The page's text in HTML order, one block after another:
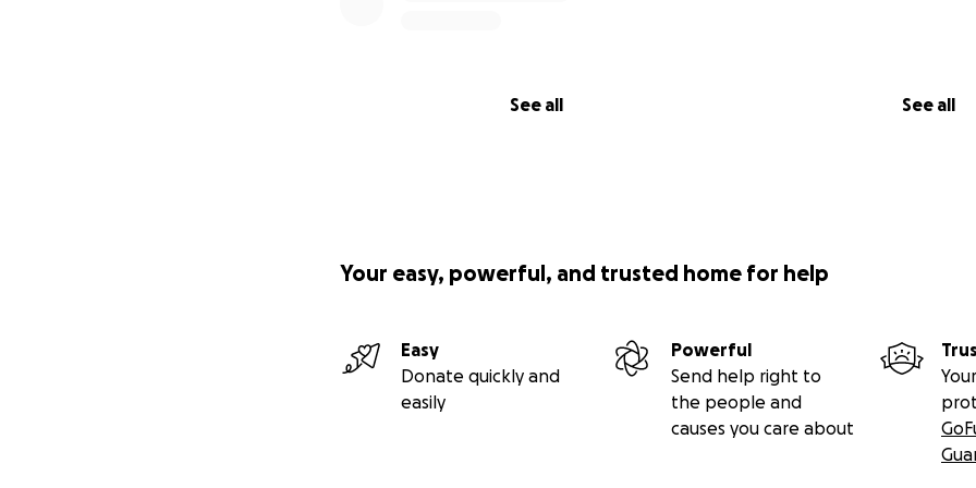
See all See all
Your easy, powerful, and trusted home for help
Easy
Donate quickly and
easily
Powerful
Send help right to
the people and
causes you care about